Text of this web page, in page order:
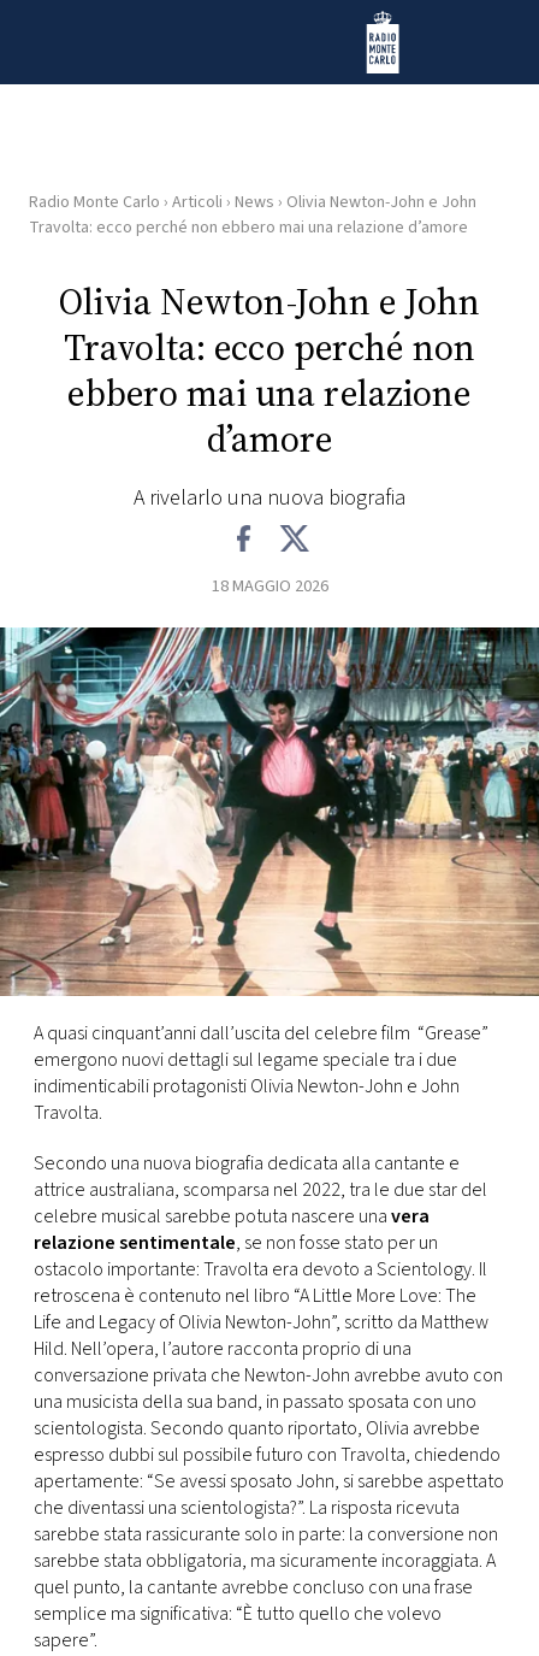
Radio Monte Carlo
HOME
RADIO
WEB
RADIO
CONCORSI
EVENTI
VIDEO
TV
PRINCIPATO
DI
MONACO
RMC
CONSIGLIA
Radio Monte Carlo › Articoli › News › Olivia Newton-John e John
Travolta: ecco perché non ebbero mai una relazione d’amore
Olivia Newton-John e John
Travolta: ecco perché non
ebbero mai una relazione
d’amore
A rivelarlo una nuova biografia
18 MAGGIO 2026
A quasi cinquant’anni dall’uscita del celebre film “Grease”
emergono nuovi dettagli sul legame speciale tra i due
indimenticabili protagonisti Olivia Newton-John e John
Travolta.
Secondo una nuova biografia dedicata alla cantante e
attrice australiana, scomparsa nel 2022, tra le due star del
celebre musical sarebbe potuta nascere unavera
relazione sentimentale, se non fosse stato per un
ostacolo importante: Travolta era devoto a Scientology. Il
retroscena è contenuto nel libro “A Little More Love: The
Life and Legacy of Olivia Newton-John”, scritto da Matthew
Hild. Nell’opera, l’autore racconta proprio di una
conversazione privata che Newton-John avrebbe avuto con
una musicista della sua band, in passato sposata con uno
scientologista. Secondo quanto riportato, Olivia avrebbe
espresso dubbi sul possibile futuro con Travolta, chiedendo
apertamente: “Se avessi sposato John, si sarebbe aspettato
che diventassi una scientologista?”. La risposta ricevuta
sarebbe stata rassicurante solo in parte: la conversione non
sarebbe stata obbligatoria, ma sicuramente incoraggiata. A
quel punto, la cantante avrebbe concluso con una frase
semplice ma significativa: “È tutto quello che volevo
sapere”.